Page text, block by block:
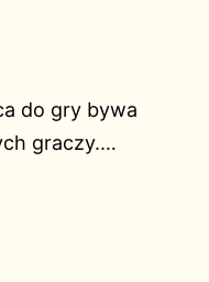
do gry bywa
graczy.…